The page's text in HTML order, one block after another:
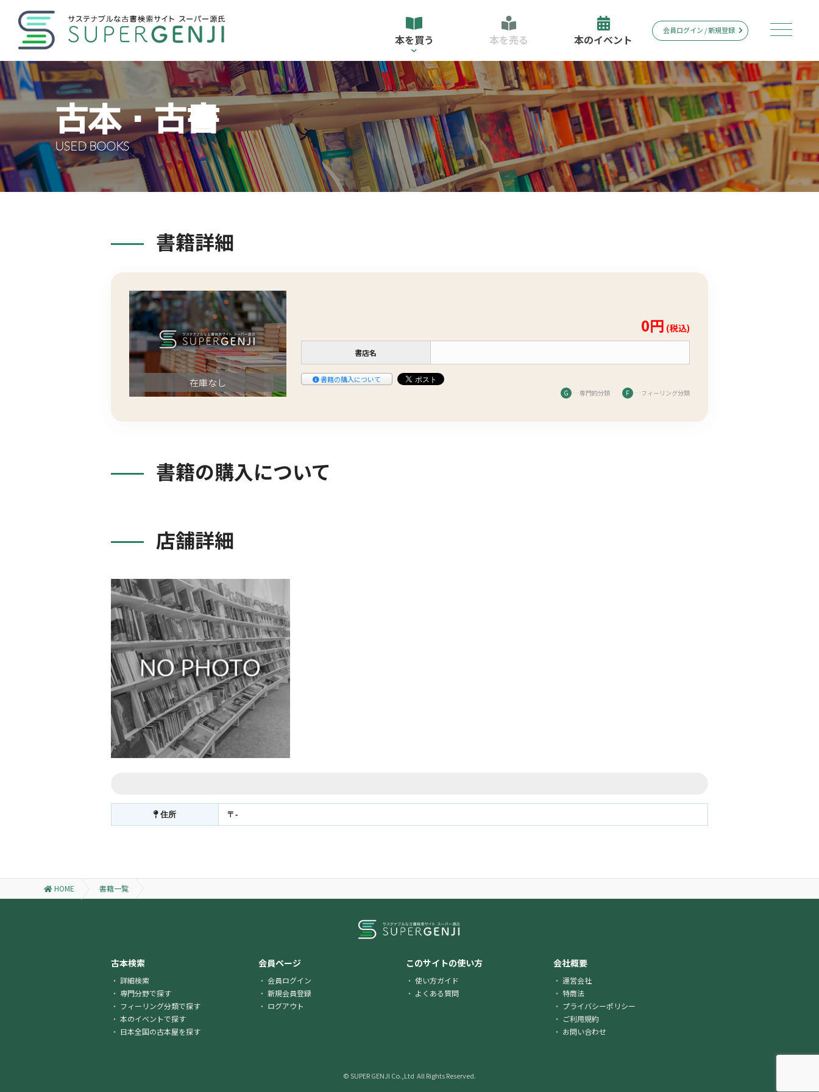
本を買う 本を売る 本のイベント
会員ログイン / 新規登録
古本・古書
USED BOOKS
書籍詳細
在庫なし
0円 (税込)
書店名
書籍の購入について
G …専門的分類 F …フィーリング分類
書籍の購入について
店舗詳細
住所 〒-
HOME 書籍一覧
古本検索
詳細検索
専門分野で探す
フィーリング分類で探す
本のイベントで探す
日本全国の古本屋を探す
会員ページ
会員ログイン
新規会員登録
ログアウト
このサイトの使い方
使い方ガイド
よくある質問
会社概要
運営会社
特商法
プライバシーポリシー
ご利用規約
お問い合わせ
© SUPER GENJI Co.,Ltd All Rights Reserved.